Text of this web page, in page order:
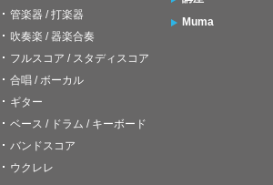
管楽器 / 打楽器
吹奏楽 / 器楽合奏
フルスコア / スタディスコア
合唱 / ボーカル
ギター
ベース / ドラム / キーボード
バンドスコア
ウクレレ
Muma